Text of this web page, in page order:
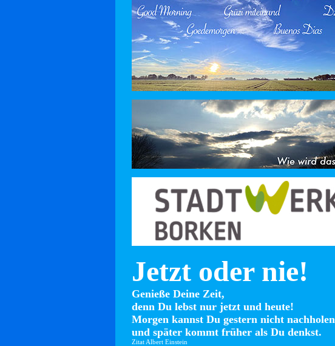
Jetzt oder nie!
Genieße Deine Zeit,
denn Du lebst nur jetzt und heute!
Morgen kannst Du gestern nicht nachholen
und später kommt früher als Du denkst.
Zitat Albert Einstein